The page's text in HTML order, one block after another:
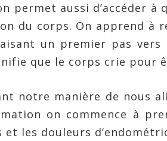
permet aussi d’accéder à
du corps. On apprend à
un premier pas vers
que le corps crie pour
notre manière de nous
on commence à
les douleurs